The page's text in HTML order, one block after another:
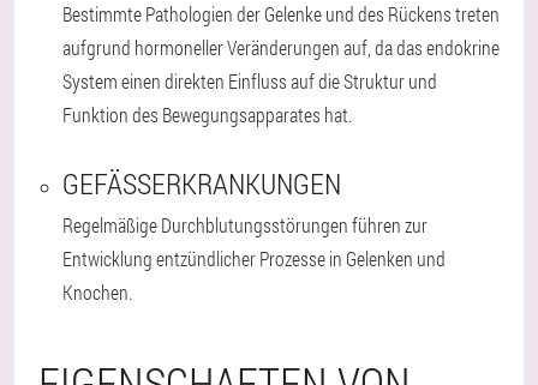
Bestimmte Pathologien der Gelenke und des Rückens treten
aufgrund hormoneller Veränderungen auf, da das endokrine
System einen direkten Einfluss auf die Struktur und
Funktion des Bewegungsapparates hat.
GEFÄSSERKRANKUNGEN
Regelmäßige Durchblutungsstörungen führen zur
Entwicklung entzündlicher Prozesse in Gelenken und
Knochen.